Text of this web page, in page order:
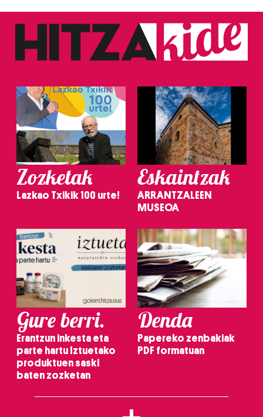
Zozketak
Lazkao Txikik 100 urte!
Eskaintzak
ARRANTZALEEN
MUSEOA
Gure berri.
Erantzun inkesta eta
parte hartu Iztuetako
produktuen saski
baten zozketan
Denda
Papereko zenbakiak
PDF formatuan